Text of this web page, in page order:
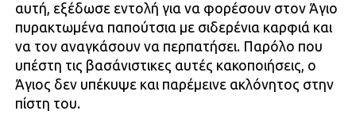
αυτή, εξέδωσε εντολή για να φορέσουν στον Άγιο
πυρακτωμένα παπούτσια με σιδερένια καρφιά και
να τον αναγκάσουν να περπατήσει. Παρόλο που
υπέστη τις βασάνιστικες αυτές κακοποιήσεις, ο
Άγιος δεν υπέκυψε και παρέμεινε ακλόνητος στην
πίστη του.